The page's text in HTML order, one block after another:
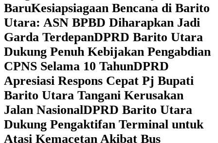
BaruKesiapsiagaan Bencana di Barito
Utara: ASN BPBD Diharapkan Jadi
Garda TerdepanDPRD Barito Utara
Dukung Penuh Kebijakan Pengabdian
CPNS Selama 10 TahunDPRD
Apresiasi Respons Cepat Pj Bupati
Barito Utara Tangani Kerusakan
Jalan NasionalDPRD Barito Utara
Dukung Pengaktifan Terminal untuk
Atasi Kemacetan Akibat Bus